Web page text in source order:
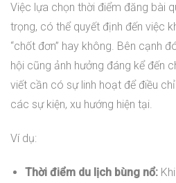
Việc lựa chọn thời điểm đăng bài
trọng, có thể quyết định đến việc
“chốt đơn” hay không. Bên cạnh
hội cũng ảnh hưởng đáng kể đến
viết cần có sự linh hoạt để điều
các sự kiện, xu hướng hiện tại.
Ví dụ:
Thời điểm du lịch bùng nổ:Khi